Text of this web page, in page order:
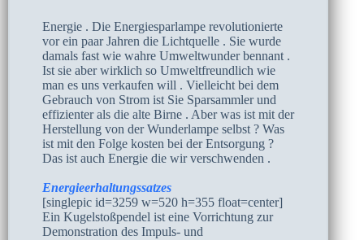
Energie . Die Energiesparlampe revolutionierte
vor ein paar Jahren die Lichtquelle . Sie wurde
damals fast wie wahre Umweltwunder bennant .
Ist sie aber wirklich so Umweltfreundlich wie
man es uns verkaufen will . Vielleicht bei dem
Gebrauch von Strom ist Sie Sparsammler und
effizienter als die alte Birne . Aber was ist mit der
Herstellung von der Wunderlampe selbst ? Was
ist mit den Folge kosten bei der Entsorgung ?
Das ist auch Energie die wir verschwenden .
Energieerhaltungssatzes
[singlepic id=3259 w=520 h=355 float=center]
Ein Kugelstoßpendel ist eine Vorrichtung zur
Demonstration des Impuls- und